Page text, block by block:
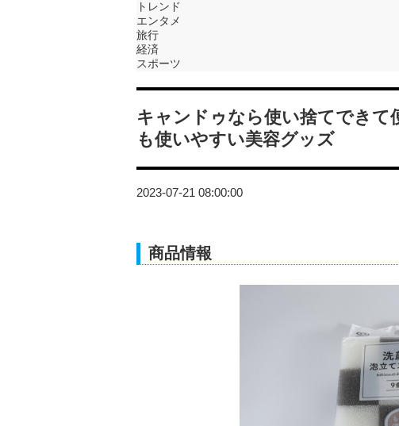
トレンド
エンタメ
旅行
経済
スポーツ
キャンドゥなら使い捨てでき
も使いやすい美容グッズ
2023-07-21 08:00:00
商品情報